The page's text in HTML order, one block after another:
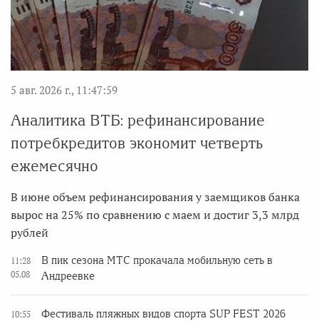
5 авг. 2026 г., 11:47:59
Аналитика ВТБ: рефинансирование
потребкредитов экономит четверть
ежемесячно
В июне объем рефинансирования у заемщиков банка
вырос на 25% по сравнению с маем и достиг 3,3 млрд
рублей
11:28
05.08
В пик сезона МТС прокачала мобильную сеть в
Андреевке
10:55
Фестиваль пляжных видов спорта SUP FEST 2026